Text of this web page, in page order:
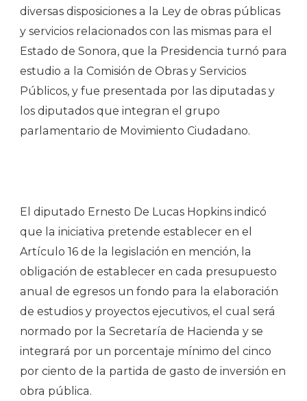
diversas disposiciones a la Ley de obras públicas
y servicios relacionados con las mismas para el
Estado de Sonora, que la Presidencia turnó para
estudio a la Comisión de Obras y Servicios
Públicos, y fue presentada por las diputadas y
los diputados que integran el grupo
parlamentario de Movimiento Ciudadano.
El diputado Ernesto De Lucas Hopkins indicó
que la iniciativa pretende establecer en el
Artículo 16 de la legislación en mención, la
obligación de establecer en cada presupuesto
anual de egresos un fondo para la elaboración
de estudios y proyectos ejecutivos, el cual será
normado por la Secretaría de Hacienda y se
integrará por un porcentaje mínimo del cinco
por ciento de la partida de gasto de inversión en
obra pública.